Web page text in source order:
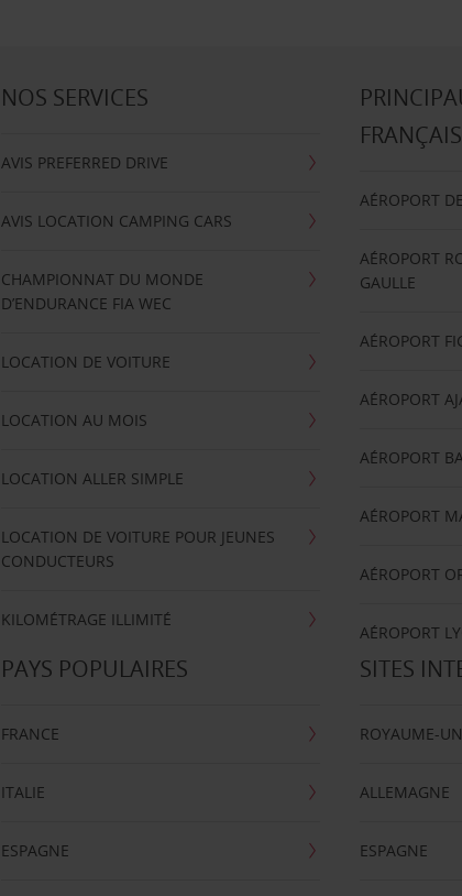
NOS SERVICES
AVIS PREFERRED DRIVE
AVIS LOCATION CAMPING CARS
CHAMPIONNAT DU MONDE
D’ENDURANCE FIA WEC
LOCATION DE VOITURE
LOCATION AU MOIS
LOCATION ALLER SIMPLE
LOCATION DE VOITURE POUR JEUNES
CONDUCTEURS
KILOMÉTRAGE ILLIMITÉ
FRANÇAIS
AÉROPORT
AÉROPORT
GAULLE
AÉROPORT
AÉROPORT
AÉROPORT
AÉROPORT
AÉROPORT
AÉROPORT
PAYS POPULAIRES
FRANCE
ITALIE
ESPAGNE
SITES
ROYAUME-
ALLEMAGNE
ESPAGNE